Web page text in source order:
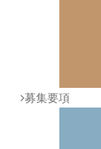
募集要項